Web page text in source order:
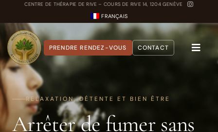
contenu
CENTRE DE THÉRAPIE DE RIVE – COURS DE RIVE 14, 1204 GENÈVE
FRANÇAIS
Toggle
A propos
Nos Soins
PRENDRE RENDEZ-VOUS CONTACT
RELAXATION, DÉTENTE ET BIEN ÊTRE
Arrêter de fumer sans